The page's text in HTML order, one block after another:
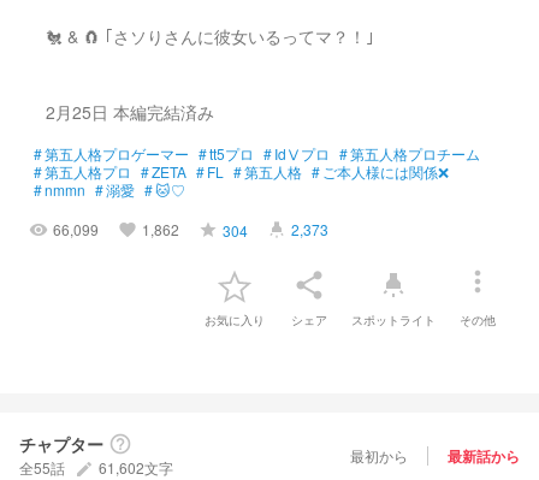
🐔 & 🧲 ｢さソりさんに彼女いるってマ？！｣
2月25日 本編完結済み
#第五人格プロゲーマー #tt5プロ #IdⅤプロ #第五人格プロチーム
#第五人格プロ #ZETA #FL #第五人格 # ご本人様には関係❌
#nmmn #溺愛 #🐱♡
visibility 66,099 favorite 1,862 grade 304 highlight 2,373
お気に入り
share
シェア
highlight
スポットライト
more_vert
その他
チャプター help_outline
全55話 create 61,602文字
最初から 最新話から